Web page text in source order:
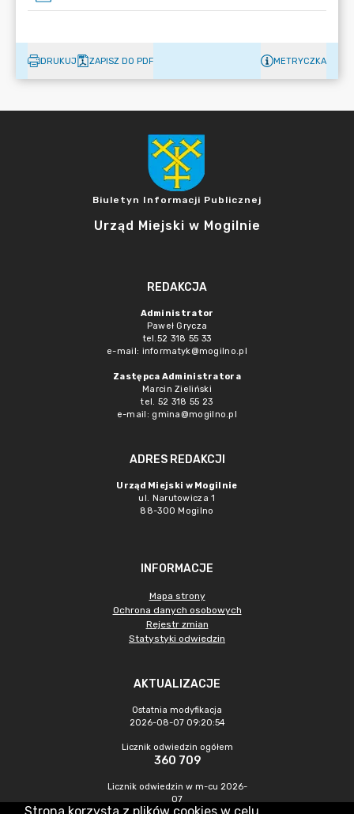
DRUKUJ ZAPISZ DO PDF METRYCZKA
Biuletyn Informacji Publicznej
Urząd Miejski w Mogilnie
REDAKCJA
Administrator
Paweł Grycza
tel.52 318 55 33
e-mail: informatyk@mogilno.pl
Zastępca Administratora
Marcin Zieliński
tel. 52 318 55 23
e-mail: gmina@mogilno.pl
ADRES REDAKCJI
Urząd Miejski w Mogilnie
ul. Narutowicza 1
88-300 Mogilno
INFORMACJE
Mapa strony
Ochrona danych osobowych
Rejestr zmian
Statystyki odwiedzin
AKTUALIZACJE
Ostatnia modyfikacja
2026-08-07 09:20:54
Licznik odwiedzin ogółem
360 709
Licznik odwiedzin w m-cu 2026-
07